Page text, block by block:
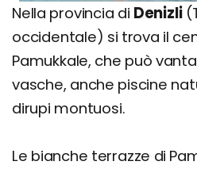
Nella provincia di Denizli
occidentale) si trova il
Pamukkale, che può
vasche, anche piscine
dirupi montuosi.
Le bianche terrazze di